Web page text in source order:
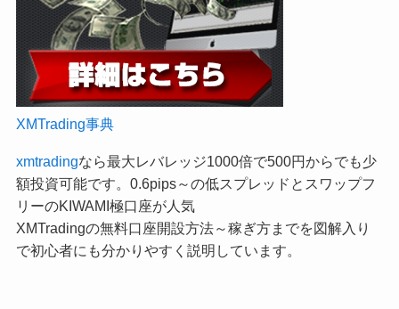
XMTrading事典
xmtradingなら最大レバレッジ1000倍で500円からでも少
額投資可能です。0.6pips～の低スプレッドとスワップフ
リーのKIWAMI極口座が人気
XMTradingの無料口座開設方法～稼ぎ方までを図解入り
で初心者にも分かりやすく説明しています。